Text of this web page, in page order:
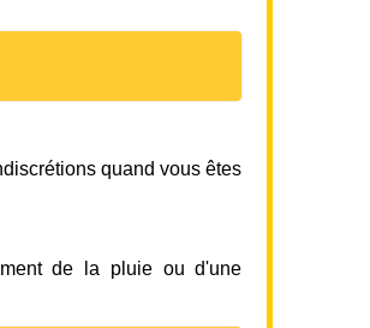
quand vous êtes
de la pluie ou d'une